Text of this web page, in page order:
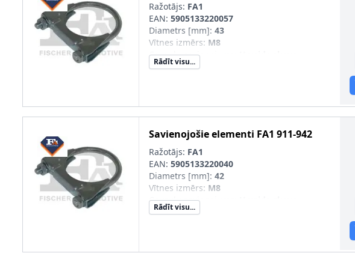
Ražotājs: FA1
EAN: 5905133220057
Diametrs [mm]: 43
Vītnes izmērs: M8
Cauruļu savienojums
Rādīt visu...
Savienojošie elementi FA1 911-942
Ražotājs: FA1
EAN: 5905133220040
Diametrs [mm]: 42
Vītnes izmērs: M8
Cauruļu savienojums
Rādīt visu...